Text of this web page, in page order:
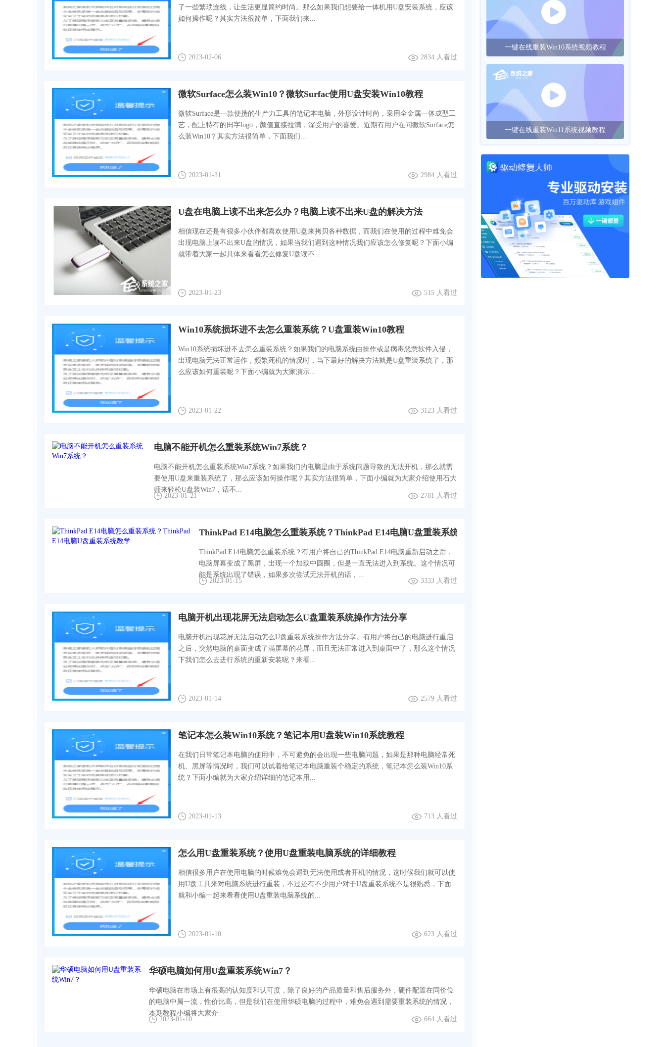
了一些繁琐连线，让生活更显简约时尚。那么如果我们想要给一体机用U盘安装系统，应该
如何操作呢？其实方法很简单，下面我们来...
2023-02-06 2834 人看过
微软Surface怎么装Win10？微软Surfac使用U盘安装Win10教程
微软Surface是一款便携的生产力工具的笔记本电脑，外形设计时尚，采用全金属一体成型工
艺，配上特有的田字logo，颜值直接拉满，深受用户的喜爱。近期有用户在问微软Surface怎
么装Win10？其实方法很简单，下面我们...
2023-01-31 2984 人看过
U盘在电脑上读不出来怎么办？电脑上读不出来U盘的解决方法
相信现在还是有很多小伙伴都喜欢使用U盘来拷贝各种数据，而我们在使用的过程中难免会
出现电脑上读不出来U盘的情况，如果当我们遇到这种情况我们应该怎么修复呢？下面小编
就带着大家一起具体来看看怎么修复U盘读不...
2023-01-23 515 人看过
Win10系统损坏进不去怎么重装系统？U盘重装Win10教程
Win10系统损坏进不去怎么重装系统？如果我们的电脑系统由操作或是病毒恶意软件入侵，
出现电脑无法正常运作，频繁死机的情况时，当下最好的解决方法就是U盘重装系统了，那
么应该如何重装呢？下面小编就为大家演示...
2023-01-22 3123 人看过
电脑不能开机怎么重装系统Win7系统？
电脑不能开机怎么重装系统Win7系统？如果我们的电脑是由于系统问题导致的无法开机，那么就需
要使用U盘来重装系统了，那么应该如何操作呢？其实方法很简单，下面小编就为大家介绍使用石大
师来轻松U盘装Win7，话不...
2023-01-21
2781 人看过
ThinkPad E14电脑怎么重装系统？有用户将自己的ThinkPad E14电脑重新启动之后，
电脑屏幕变成了黑屏，出现一个加载中圆圈，但是一直无法进入到系统。这个情况可
能是系统出现了错误，如果多次尝试无法开机的话，...
2023-01-15
3333 人看过
电脑开机出现花屏无法启动怎么U盘重装系统操作方法分享
电脑开机出现花屏无法启动怎么U盘重装系统操作方法分享。有用户将自己的电脑进行重启
之后，突然电脑的桌面变成了满屏幕的花屏，而且无法正常进入到桌面中了，那么这个情况
下我们怎么去进行系统的重新安装呢？来看...
2023-01-14 2579 人看过
笔记本怎么装Win10系统？笔记本用U盘装Win10系统教程
在我们日常笔记本电脑的使用中，不可避免的会出现一些电脑问题，如果是那种电脑经常死
机、黑屏等情况时，我们可以试着给笔记本电脑重装个稳定的系统，笔记本怎么装Win10系
统？下面小编就为大家介绍详细的笔记本用...
2023-01-13 713 人看过
怎么用U盘重装系统？使用U盘重装电脑系统的详细教程
相信很多用户在使用电脑的时候难免会遇到无法使用或者开机的情况，这时候我们就可以使
用U盘工具来对电脑系统进行重装，不过还有不少用户对于U盘重装系统不是很熟悉，下面
就和小编一起来看看使用U盘重装电脑系统的...
2023-01-10 623 人看过
华硕电脑如何用U盘重装系统Win7？
华硕电脑在市场上有很高的认知度和认可度，除了良好的产品质量和售后服务外，硬件配置在同价位
的电脑中属一流，性价比高，但是我们在使用华硕电脑的过程中，难免会遇到需要重装系统的情况，
本期教程小编将大家介...
2023-01-10
664 人看过
一键在线重装Win10系统视频教程
一键在线重装Win11系统视频教程